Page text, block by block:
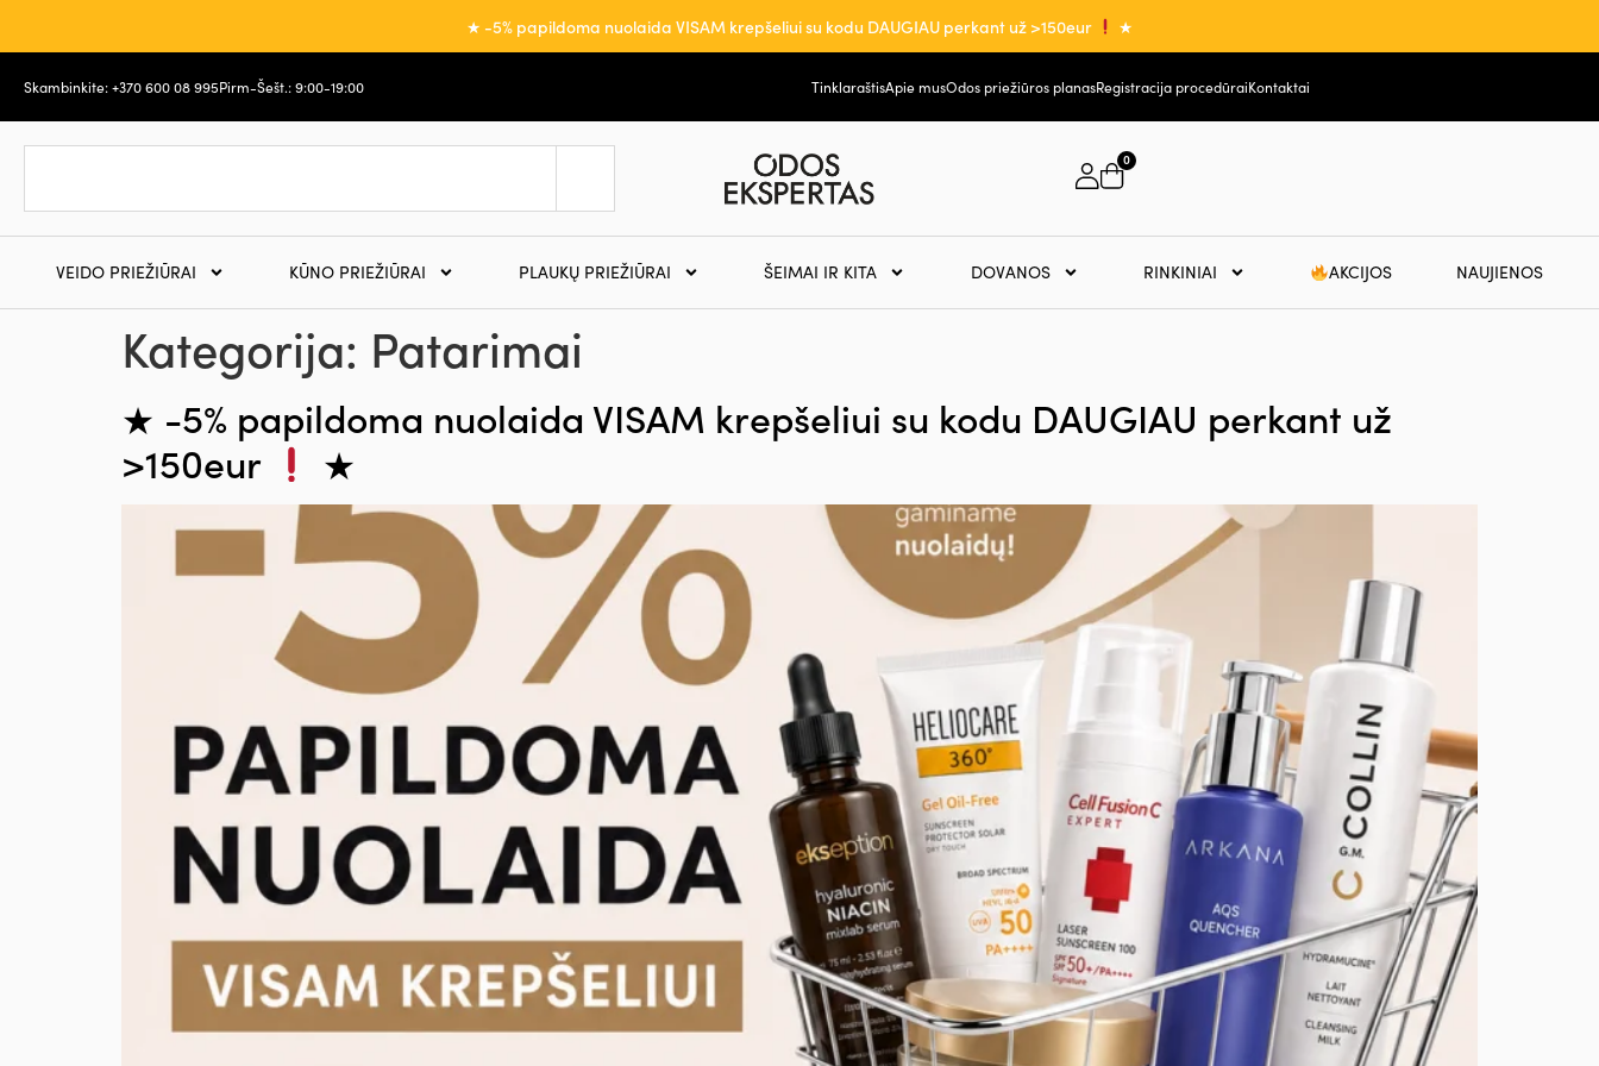
★ -5% papildoma nuolaida VISAM krepšeliui su kodu DAUGIAU perkant už >150eur ★
Skambinkite: +370 600 08 995Pirm-Šešt.: 9:00-19:00 TinklaraštisApie musOdos priežiūros planasRegistracija procedūraiKontaktai
0
VEIDO PRIEŽIŪRAI KŪNO PRIEŽIŪRAI PLAUKŲ PRIEŽIŪRAI ŠEIMAI IR KITA DOVANOS RINKINIAI AKCIJOS NAUJIENOS
Kategorija: Patarimai
★ -5% papildoma nuolaida VISAM krepšeliui su kodu DAUGIAU perkant už
>150eur
★